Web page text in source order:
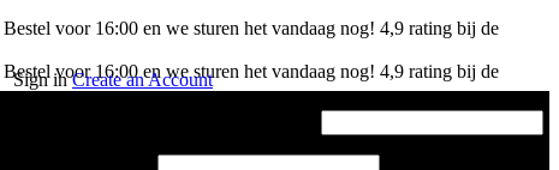
Bestel voor 16:00 en we sturen het vandaag nog! 4,9 rating bij de
Bestel voor 16:00 en we sturen het vandaag nog! 4,9 rating bij de
Sign inCreate an Account